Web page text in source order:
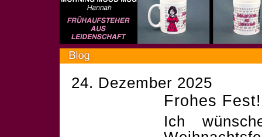
24. Dezember 2025
Frohes Fest!
Ich